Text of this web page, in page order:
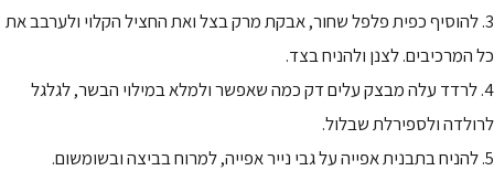
3. להוסיף כפית פלפל שחור, אבקת מרק בצל ואת החציל הקלוי ולערבב את
כל המרכיבים. לצנן ולהניח בצד.
4. לרדד עלה מבצק עלים דק כמה שאפשר ולמלא במילוי הבשר, לגלגל
לרולדה ולספירלת שבלול.
5. להניח בתבנית אפייה על גבי נייר אפייה, למרוח בביצה ובשומשום.